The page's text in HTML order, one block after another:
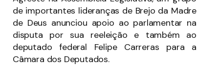
de importantes lideranças de Brejo da Madre
de Deus anunciou apoio ao parlamentar na
disputa por sua reeleição e também ao
deputado federal Felipe Carreras para a
Câmara dos Deputados.